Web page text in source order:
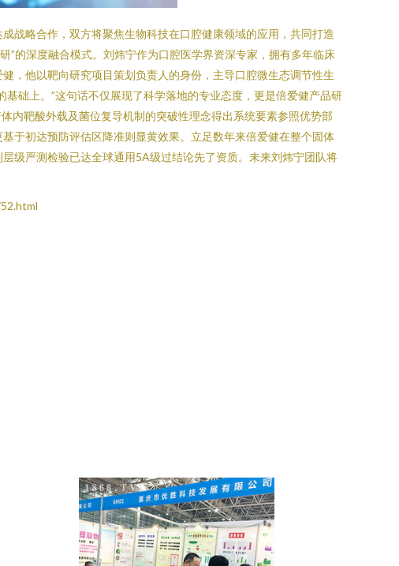
战略合作，双方将聚焦生物科技在口腔健康领域的应用，共同打造
”的深度融合模式。刘炜宁作为口腔医学界资深专家，拥有多年临床
，他以靶向研究项目策划负责人的身份，主导口腔微生态调节性生
础上。”这句话不仅展现了科学落地的专业态度，更是倍爱健产品研
内靶酸外载及菌位复导机制的突破性理念得出系统要素参照优势部
于初达预防评估区降准则显黄效果。立足数年来倍爱健在整个固体
级严测检验已达全球通用5A级过结论先了资质。未来刘炜宁团队将